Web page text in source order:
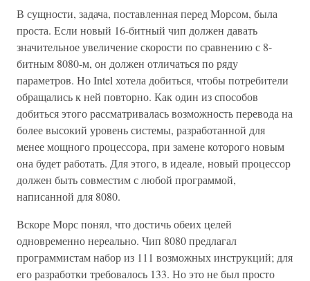
В сущности, задача, поставленная перед Морсом, была
проста. Если новый 16-битный чип должен давать
значительное увеличение скорости по сравнению с 8-
битным 8080-м, он должен отличаться по ряду
параметров. Но Intel хотела добиться, чтобы потребители
обращались к ней повторно. Как один из способов
добиться этого рассматривалась возможность перевода на
более высокий уровень системы, разработанной для
менее мощного процессора, при замене которого новым
она будет работать. Для этого, в идеале, новый процессор
должен быть совместим с любой программой,
написанной для 8080.
Вскоре Морс понял, что достичь обеих целей
одновременно нереально. Чип 8080 предлагал
программистам набор из 111 возможных инструкций; для
его разработки требовалось 133. Но это не был просто